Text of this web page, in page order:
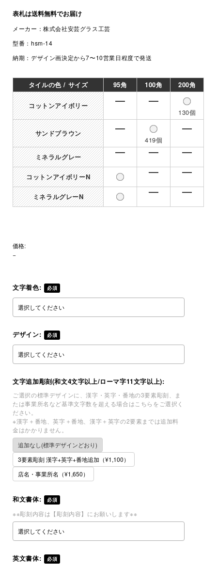
表札は送料無料でお届け
メーカー：株式会社安芸グラス工芸
型番： hsm-14
納期： デザイン画決定から7〜10営業日程度で発送
タイルの色 / サイズ 95角 100角 200角
コットンアイボリー
130個
サンドブラウン
419個
ミネラルグレー
コットンアイボリーN
ミネラルグレーN
価格:
−
文字着色: 必須
デザイン: 必須
文字追加彫刻(和文4文字以上/ローマ字11文字以上):
ご選択の標準デザインに、漢字・英字・番地の3要素彫刻、ま
たは事業所名など基準文字数を超える場合はこちらをご選択く
ださい。
※漢字＋番地、英字＋番地、漢字＋英字の2要素までは追加料
金はかかりません。
追加なし(標準デザインどおり)
3要素彫刻 漢字+英字+番地追加（¥1,100）
店名・事業所名（¥1,650）
和文書体: 必須
※※彫刻内容は【彫刻内容】にお願いします※※
英文書体: 必須